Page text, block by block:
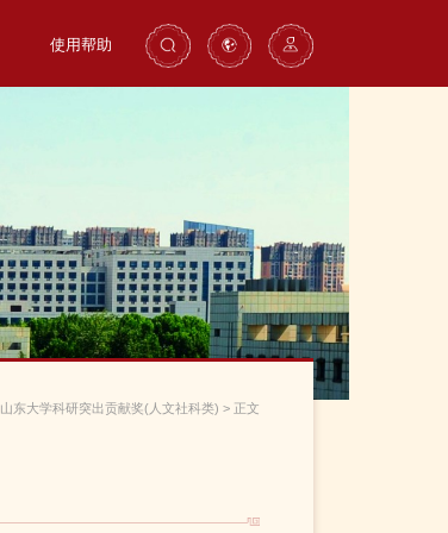
使用帮助
山东大学科研突出贡献奖(人文社科类) > 正文